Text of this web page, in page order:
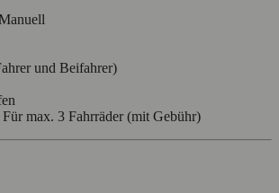
und Beifahrer)
Für max. 3 Fahrräder (mit Gebühr)